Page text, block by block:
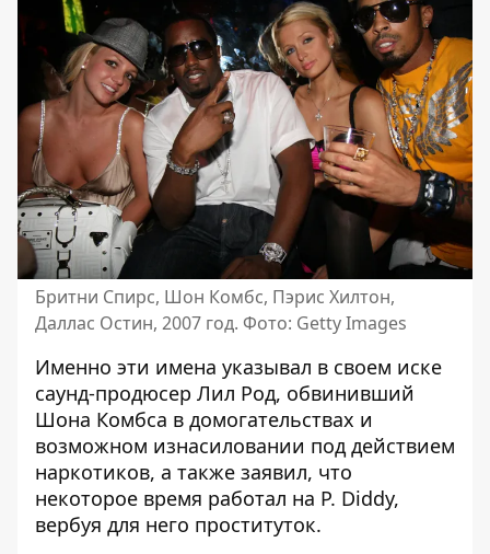
Бритни Спирс, Шон Комбс, Пэрис Хилтон,
Даллас Остин, 2007 год. Фото: Getty Images
Именно эти имена указывал в своем иске
саунд-продюсер Лил Род, обвинивший
Шона Комбса в домогательствах и
возможном изнасиловании под действием
наркотиков, а также заявил, что
некоторое время работал на P. Diddy,
вербуя для него проституток.